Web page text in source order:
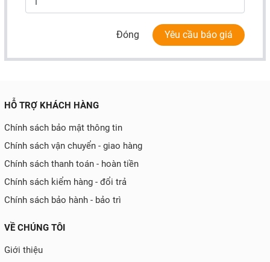
Đóng Yêu cầu báo giá
HỖ TRỢ KHÁCH HÀNG
Chính sách bảo mật thông tin
Chính sách vận chuyển - giao hàng
Chính sách thanh toán - hoàn tiền
Chính sách kiểm hàng - đổi trả
Chính sách bảo hành - bảo trì
VỀ CHÚNG TÔI
Giới thiệu